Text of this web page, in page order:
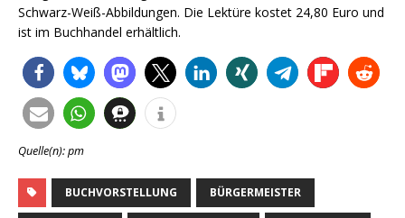
Schwarz-Weiß-Abbildungen. Die Lektüre kostet 24,80 Euro und
ist im Buchhandel erhältlich.
Quelle(n): pm
BUCHVORSTELLUNG BÜRGERMEISTER